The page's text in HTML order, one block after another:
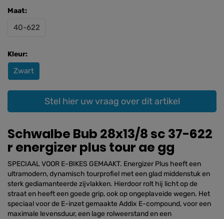
Maat:
40-622
Kleur:
Zwart
Stel hier uw vraag over dit artikel
Schwalbe Bub 28x13/8 sc 37-622
r energizer plus tour ae gg
SPECIAAL VOOR E-BIKES GEMAAKT. Energizer Plus heeft een
ultramodern, dynamisch tourprofiel met een glad middenstuk en
sterk gediamanteerde zijvlakken. Hierdoor rolt hij licht op de
straat en heeft een goede grip, ook op ongeplaveide wegen. Het
speciaal voor de E-inzet gemaakte Addix E-compound, voor een
maximale levensduur, een lage rolweerstand en een